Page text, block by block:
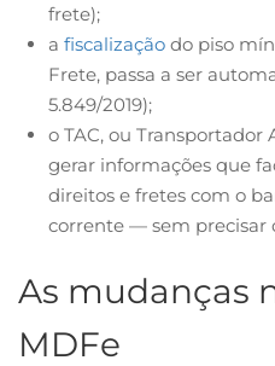
frete);
a fiscalização do piso
Frete, passa a ser
5.849/2019);
o TAC, ou
gerar informações que
direitos e fretes com o
corrente — sem precisar
As mudanças
MDFe